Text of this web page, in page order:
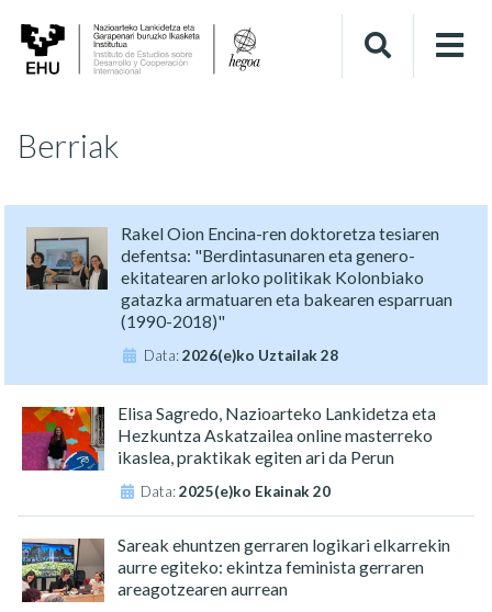
Berriak
Rakel Oion Encina-ren doktoretza tesiaren
defentsa: "Berdintasunaren eta genero-
ekitatearen arloko politikak Kolonbiako
gatazka armatuaren eta bakearen esparruan
(1990-2018)"
Data:2026(e)ko Uztailak 28
Elisa Sagredo, Nazioarteko Lankidetza eta
Hezkuntza Askatzailea online masterreko
ikaslea, praktikak egiten ari da Perun
Data:2025(e)ko Ekainak 20
Sareak ehuntzen gerraren logikari elkarrekin
aurre egiteko: ekintza feminista gerraren
areagotzearen aurrean